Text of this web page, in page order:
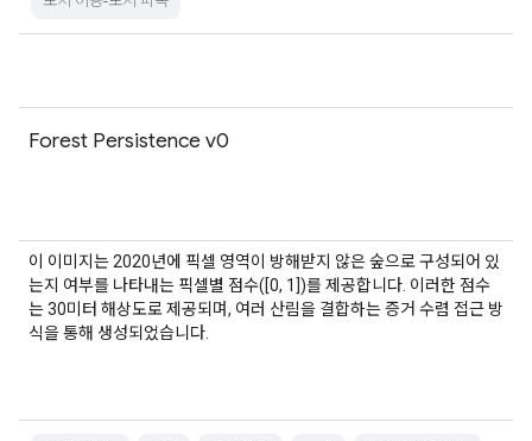
Forest Persistence v0
이 이미지는 2020년에 픽셀 영역이 방해받지 않은 숲으로 구성되어 있
는지 여부를 나타내는 픽셀별 점수([0, 1])를 제공합니다. 이러한 점수
는 30미터 해상도로 제공되며, 여러 산림을 결합하는 증거 수렴 접근 방
식을 통해 생성되었습니다.